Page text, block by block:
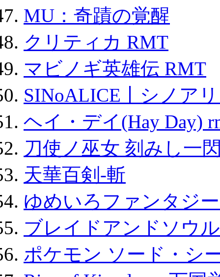
MU：奇蹟の覚醒
クリティカ RMT
マビノギ英雄伝 RMT
SINoALICE丨シノア
ヘイ・デイ(Hay Day)
刀使ノ巫女 刻みし一
天華百剣-斬
ゆめいろファンタジ
ブレイドアンドソウ
ポケモン ソード・シ